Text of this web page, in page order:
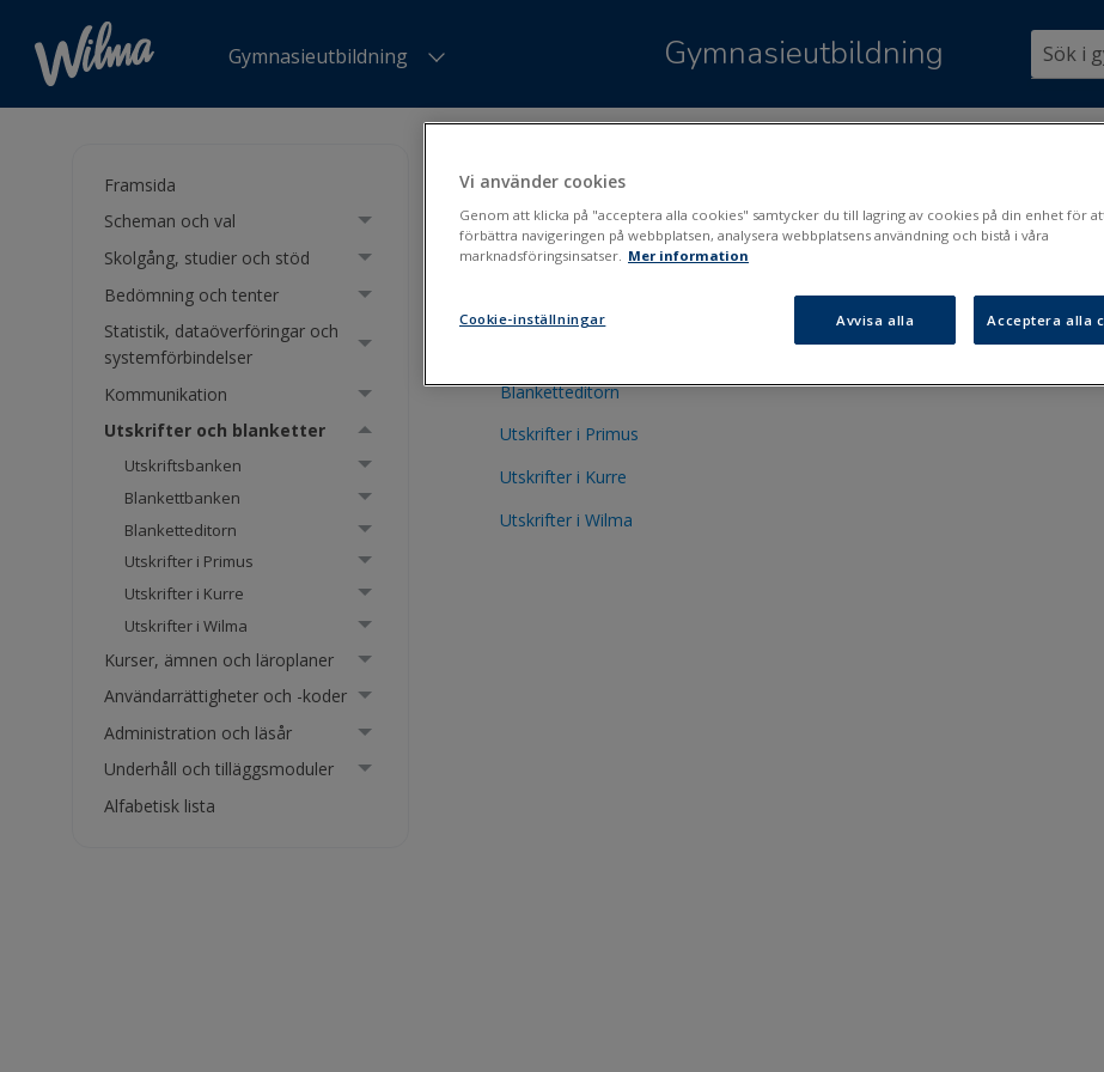
Gymnasieutbildning Gymnasieutbildning
Framsida
Scheman och val
Skolgång, studier och stöd
Bedömning och tenter
Statistik, dataöverföringar och
systemförbindelser
Kommunikation
Utskrifter och blanketter
Utskriftsbanken
Blankettbanken
Blanketteditorn
Utskrifter i Primus
Utskrifter i Kurre
Utskrifter i Wilma
Kurser, ämnen och läroplaner
Användarrättigheter och -koder
Administration och läsår
Underhåll och tilläggsmoduler
Alfabetisk lista
Utskrifter och blanketter
Blanketteditorn
Utskrifter i Primus
Utskrifter i Kurre
Utskrifter i Wilma
Vi använder cookies
Genom att klicka på "acceptera alla cookies" samtycker du till lagring av cookies på din enhet för
förbättra navigeringen på webbplatsen, analysera webbplatsens användning och bistå i våra
marknadsföringsinsatser. Mer information
Cookie-inställningar Avvisa alla Acceptera alla